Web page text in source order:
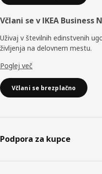
Včlani se v IKEA Business
Uživaj v številnih edinstvenih
življenja na delovnem mestu.
Poglej več
Včlani se brezplačno
Podpora za kupce